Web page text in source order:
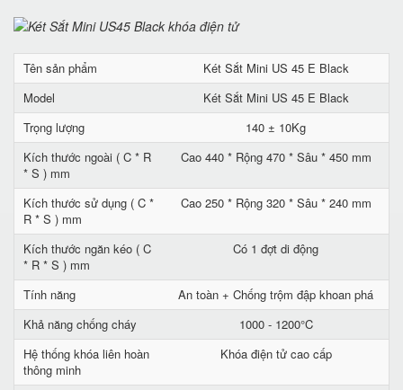
Tên sản phẩm
Két Sắt Mini US 45 E Black
Model
Két Sắt Mini US 45 E Black
Trọng lượng
140 ± 10Kg
Kích thước ngoài ( C * R
* S ) mm
Cao 440 * Rộng 470 * Sâu * 450 mm
Kích thước sử dụng ( C *
R * S ) mm
Cao 250 * Rộng 320 * Sâu * 240 mm
Kích thước ngăn kéo ( C
* R * S ) mm
Có 1 đợt di động
Tính năng
An toàn + Chống trộm đập khoan phá
Khả năng chống cháy
1000 - 1200°C
Hệ thống khóa liên hoàn
thông minh
Khóa điện tử cao cấp